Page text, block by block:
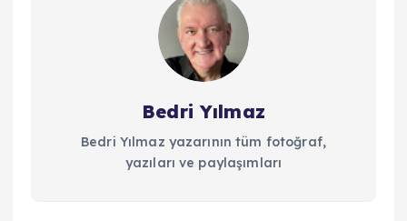
Bedri Yılmaz
Bedri Yılmaz yazarının tüm fotoğraf,
yazıları ve paylaşımları